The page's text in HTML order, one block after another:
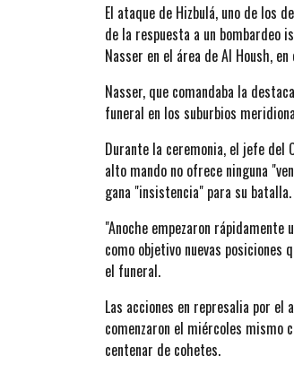
El ataque de Hizbulá, uno de los
de la respuesta a un bombardeo
Nasser en el área de Al Housh,
Nasser, que comandaba la
funeral en los suburbios
Durante la ceremonia, el jefe del
alto mando no ofrece ninguna
gana "insistencia" para su batalla.
"Anoche empezaron
como objetivo nuevas posiciones
el funeral.
Las acciones en represalia por
comenzaron el miércoles mismo
centenar de cohetes.